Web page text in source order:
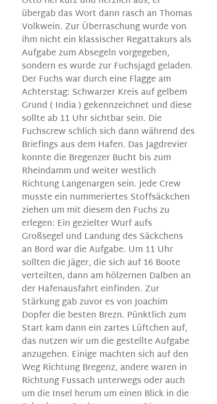
übergab das Wort dann rasch an Thomas
Volkwein. Zur Überraschung wurde von
ihm nicht ein klassischer Regattakurs als
Aufgabe zum Absegeln vorgegeben,
sondern es wurde zur Fuchsjagd geladen.
Der Fuchs war durch eine Flagge am
Achterstag: Schwarzer Kreis auf gelbem
Grund ( India ) gekennzeichnet und diese
sollte ab 11 Uhr sichtbar sein. Die
Fuchscrew schlich sich dann während des
Briefings aus dem Hafen. Das Jagdrevier
konnte die Bregenzer Bucht bis zum
Rheindamm und weiter westlich
Richtung Langenargen sein. Jede Crew
musste ein nummeriertes Stoffsäckchen
ziehen um mit diesem den Fuchs zu
erlegen: Ein gezielter Wurf aufs
Großsegel und Landung des Säckchens
an Bord war die Aufgabe. Um 11 Uhr
sollten die Jäger, die sich auf 16 Boote
verteilten, dann am hölzernen Dalben an
der Hafenausfahrt einfinden. Zur
Stärkung gab zuvor es von Joachim
Dopfer die besten Brezn. Pünktlich zum
Start kam dann ein zartes Lüftchen auf,
das nutzen wir um die gestellte Aufgabe
anzugehen. Einige machten sich auf den
Weg Richtung Bregenz, andere waren in
Richtung Fussach unterwegs oder auch
um die Insel herum um einen Blick in die